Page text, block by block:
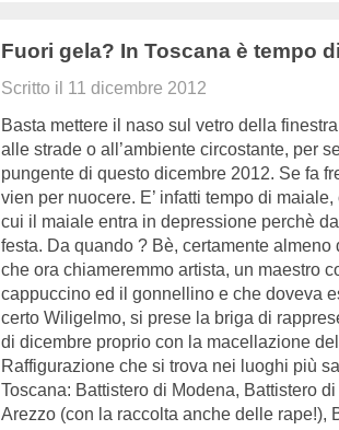
Fuori gela? In Toscana è tempo
Scritto il 11 dicembre 2012
Basta mettere il naso sul vetro della
alle strade o all’ambiente circostante, per
pungente di questo dicembre 2012. Se fa
vien per nuocere. E’ infatti tempo di
cui il maiale entra in depressione perchè
festa. Da quando ? Bè, certamente almeno
che ora chiameremmo artista, un maestro
cappuccino ed il gonnellino e che doveva
certo Wiligelmo, si prese la briga di
di dicembre proprio con la macellazione
Raffigurazione che si trova nei luoghi più
Toscana: Battistero di Modena, Battistero
Arezzo (con la raccolta anche delle rape!),